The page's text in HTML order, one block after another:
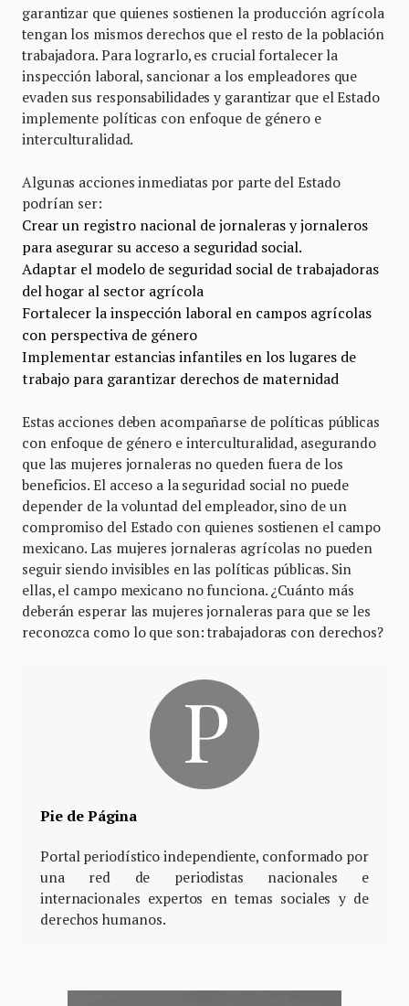
garantizar que quienes sostienen la producción agrícola
tengan los mismos derechos que el resto de la población
trabajadora. Para lograrlo, es crucial fortalecer la
inspección laboral, sancionar a los empleadores que
evaden sus responsabilidades y garantizar que el Estado
implemente políticas con enfoque de género e
interculturalidad.
Algunas acciones inmediatas por parte del Estado
podrían ser:
Crear un registro nacional de jornaleras y jornaleros
para asegurar su acceso a seguridad social.
Adaptar el modelo de seguridad social de trabajadoras
del hogar al sector agrícola
Fortalecer la inspección laboral en campos agrícolas
con perspectiva de género
Implementar estancias infantiles en los lugares de
trabajo para garantizar derechos de maternidad
Estas acciones deben acompañarse de políticas públicas
con enfoque de género e interculturalidad, asegurando
que las mujeres jornaleras no queden fuera de los
beneficios. El acceso a la seguridad social no puede
depender de la voluntad del empleador, sino de un
compromiso del Estado con quienes sostienen el campo
mexicano. Las mujeres jornaleras agrícolas no pueden
seguir siendo invisibles en las políticas públicas. Sin
ellas, el campo mexicano no funciona. ¿Cuánto más
deberán esperar las mujeres jornaleras para que se les
reconozca como lo que son: trabajadoras con derechos?
Pie de Página
Portal periodístico independiente, conformado por
una red de periodistas nacionales e
internacionales expertos en temas sociales y de
derechos humanos.